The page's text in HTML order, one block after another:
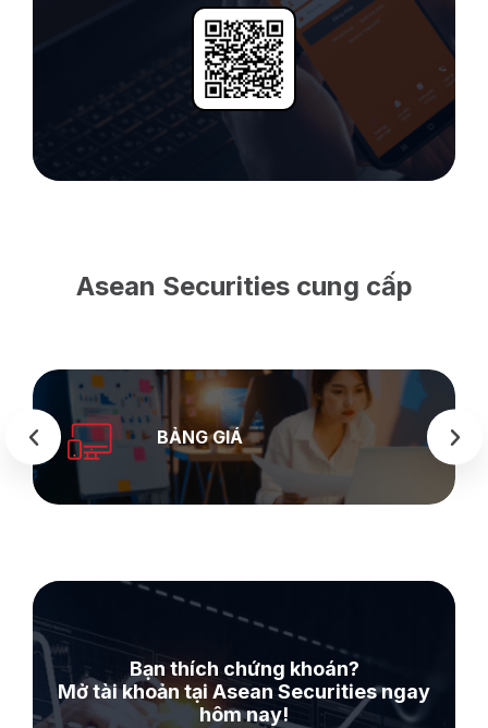
Asean Securities cung cấp
SEASTOCK
WEB
Bạn thích chứng khoán?
Mở tài khoản tại Asean Securities ngay
hôm nay!